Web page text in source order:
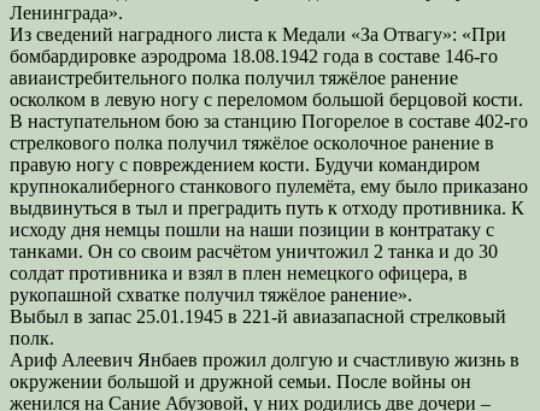
Ленинграда».
Из сведений наградного листа к Медали «За Отвагу»: «При
бомбардировке аэродрома 18.08.1942 года в составе 146-го
авиаистребительного полка получил тяжёлое ранение
осколком в левую ногу с переломом большой берцовой кости.
В наступательном бою за станцию Погорелое в составе 402-го
стрелкового полка получил тяжёлое осколочное ранение в
правую ногу с повреждением кости. Будучи командиром
крупнокалиберного станкового пулемёта, ему было приказано
выдвинуться в тыл и преградить путь к отходу противника. К
исходу дня немцы пошли на наши позиции в контратаку с
танками. Он со своим расчётом уничтожил 2 танка и до 30
солдат противника и взял в плен немецкого офицера, в
рукопашной схватке получил тяжёлое ранение».
Выбыл в запас 25.01.1945 в 221-й авиазапасной стрелковый
полк.
Ариф Алеевич Янбаев прожил долгую и счастливую жизнь в
окружении большой и дружной семьи. После войны он
женился на Сание Абузовой, у них родились две дочери –